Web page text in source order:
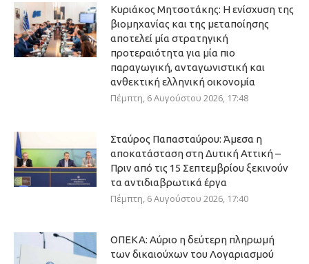
Κυριάκος Μητσοτάκης: Η ενίσχυση της
βιομηχανίας και της μεταποίησης
αποτελεί μία στρατηγική
προτεραιότητα για μία πιο
παραγωγική, ανταγωνιστική και
ανθεκτική ελληνική οικονομία
Πέμπτη, 6 Αυγούστου 2026, 17:48
Σταύρος Παπασταύρου: Άμεσα η
αποκατάσταση στη Δυτική Αττική –
Πριν από τις 15 Σεπτεμβρίου ξεκινούν
τα αντιδιαβρωτικά έργα
Πέμπτη, 6 Αυγούστου 2026, 17:40
ΟΠΕΚΑ: Αύριο η δεύτερη πληρωμή
των δικαιούχων του Λογαριασμού